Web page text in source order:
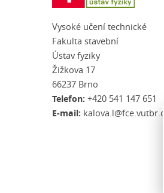
Vysoké učení technické
Fakulta stavební
Ústav fyziky
Žižkova 17
66237 Brno
Telefon: +420 541 147 651
E-mail: kalova.l@fce.vutbr.cz